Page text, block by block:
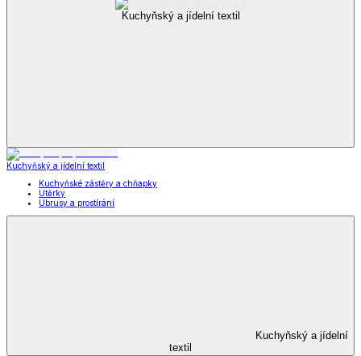
Kuchyňský a jídelní textil
Kuchyňský a jídelní textil
Kuchyňské zástěry a chňapky
Utěrky
Ubrusy a prostírání
Kuchyňský a jídelní
textil